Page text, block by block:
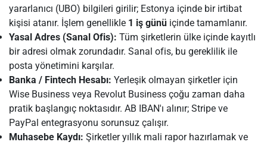
yararlanıcı (UBO) bilgileri girilir; Estonya içinde bir irtibat
kişisi atanır. İşlem genellikle 1 iş günü içinde tamamlanır.
Yasal Adres (Sanal Ofis): Tüm şirketlerin ülke içinde kayıtlı
bir adresi olmak zorundadır. Sanal ofis, bu gereklilik ile
posta yönetimini karşılar.
Banka / Fintech Hesabı: Yerleşik olmayan şirketler için
Wise Business veya Revolut Business çoğu zaman daha
pratik başlangıç noktasıdır. AB IBAN'ı alınır; Stripe ve
PayPal entegrasyonu sorunsuz çalışır.
Muhasebe Kaydı: Şirketler yıllık mali rapor hazırlamak ve